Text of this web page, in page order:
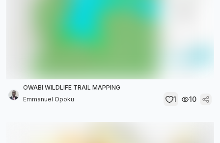
OWABI WILDLIFE TRAIL MAPPING
Emmanuel Opoku
1 10